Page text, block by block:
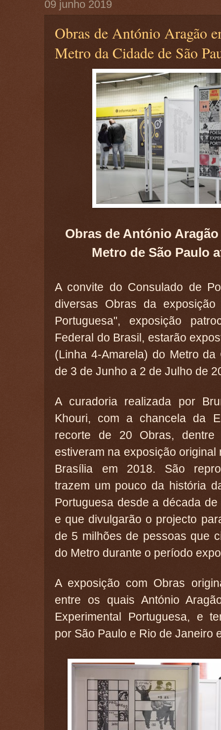
09 junho 2019
Obras de António Aragão
Metro da Cidade de São
Obras de António
Metro de São Paulo
A convite do Consulado de
diversas Obras da exposição
Portuguesa", exposição
Federal do Brasil, estarão
(Linha 4-Amarela) do Metro
de 3 de Junho a 2 de Julho de
A curadoria realizada por
Khouri, com a chancela da
recorte de 20 Obras,
estiveram na exposição
Brasília em 2018. São
trazem um pouco da história
Portuguesa desde a década
e que divulgarão o projecto
de 5 milhões de pessoas que
do Metro durante o período
A exposição com Obras
entre os quais António
Experimental Portuguesa, e
por São Paulo e Rio de Janeiro